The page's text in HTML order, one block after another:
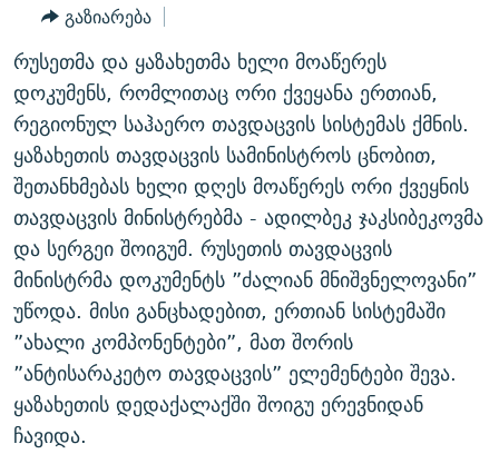
60 ᲓᲔᲪᲘᲑᲔᲚᲘ
ᲒᲐᲜᲙᲘᲗᲮᲕᲘᲡ ᲓᲦᲔ
ᲓᲘᲚᲘᲡ ᲡᲐᲣᲑᲠᲔᲑᲘ
ᲛᲝᲚᲐᲞᲐᲠᲐᲙᲔ ᲢᲔᲥᲡᲢᲔᲑᲘ
ᲨᲘᲜ - ᲣᲪᲮᲝᲔᲗᲨᲘ
ᲚᲘᲢᲔᲠᲐᲢᲣᲠᲣᲚᲘ ᲬᲐᲮᲜᲐᲒᲔᲑᲘ
ᲐᲛᲔᲠᲘᲙᲣᲚᲘ ᲛᲝᲗᲮᲠᲝᲑᲐ
ᲘᲛᲞᲔᲠᲘᲐ ᲓᲐ ᲠᲐᲓᲘᲝ
ᲤᲔᲜᲝᲕᲐᲜᲘ - 2.10
ᲗᲥᲕᲔᲜᲘ ᲞᲣᲑᲚᲘᲙᲐᲪᲘᲔᲑᲘ
ᲞᲠᲝᲔᲥᲢᲔᲑᲘ
ᲣᲙᲠᲐᲘᲜᲐᲨᲘ ᲓᲐᲦᲣᲞᲣᲚᲘ ᲥᲐᲠᲗᲕᲔᲚᲘ ᲛᲔᲑᲠᲫᲝᲚᲔᲑᲘ - 2022
ᲓᲐᲛᲝᲣᲙᲘᲓᲔᲑᲚᲝᲑᲘᲡ 100 ᲬᲔᲚᲘ
ᲩᲔᲛᲘ ᲡᲘᲙᲕᲓᲘᲚᲘᲡ ᲛᲘᲖᲔᲖᲘᲐ COVID-19
11 ᲬᲔᲚᲘ - 11 ᲐᲛᲑᲐᲕᲘ
ᲡᲐᲞᲐᲠᲚᲐᲛᲔᲜᲢᲝ ᲐᲠᲩᲔᲕᲜᲔᲑᲘᲡ ᲘᲡᲢᲝᲠᲘᲐ
ᲑᲐᲕᲨᲕᲔᲑᲘ ᲞᲠᲝᲡᲢᲘᲢᲣᲪᲘᲐᲨᲘ - ᲐᲛᲝᲣᲗᲥᲛᲔᲚᲘ ᲐᲛᲑᲐᲕᲘ
5 ᲐᲛᲑᲐᲕᲘ - 20 ᲘᲕᲜᲘᲡᲡ ᲓᲐᲨᲐᲕᲔᲑᲣᲚᲔᲑᲘ
ᲐᲒᲕᲘᲡᲢᲝᲡ ᲝᲛᲘ
ПРИВЕТ ᲙᲣᲚᲢᲣᲠᲐ
ЭХО КАВКАЗА
ᲒᲐᲛᲝᲘᲬᲔᲠᲔ
რთე/რთ-ის ყველა საიტი
გაზიარება
რუსეთმა და ყაზახეთმა ხელი მოაწერეს
დოკუმენს, რომლითაც ორი ქვეყანა ერთიან,
რეგიონულ საჰაერო თავდაცვის სისტემას ქმნის.
ყაზახეთის თავდაცვის სამინისტროს ცნობით,
შეთანხმებას ხელი დღეს მოაწერეს ორი ქვეყნის
თავდაცვის მინისტრებმა - ადილბეკ ჯაკსიბეკოვმა
და სერგეი შოიგუმ. რუსეთის თავდაცვის
მინისტრმა დოკუმენტს ”ძალიან მნიშვნელოვანი”
უწოდა. მისი განცხადებით, ერთიან სისტემაში
”ახალი კომპონენტები”, მათ შორის
”ანტისარაკეტო თავდაცვის” ელემენტები შევა.
ყაზახეთის დედაქალაქში შოიგუ ერევნიდან
ჩავიდა.